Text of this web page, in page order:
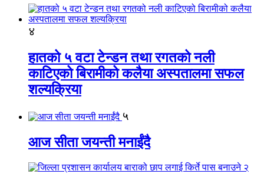
४
हातको ५ वटा टेन्डन तथा रगतको नली
काटिएको बिरामीको कलैया अस्पतालमा सफल
शल्यक्रिया
५
आज सीता जयन्ती मनाईंदै